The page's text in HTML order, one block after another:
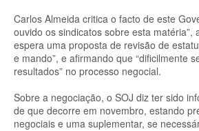
Carlos Almeida critica o facto de este
ouvido os sindicatos sobre esta matéria”,
espera uma proposta de revisão de
e mando”, e afirmando que “dificilmente
resultados” no processo negocial.
Sobre a negociação, o SOJ diz ter sido
de que decorre em novembro, estando
negociais e uma suplementar, se